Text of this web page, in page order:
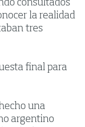
consultados
la realidad
tres
final para
una
argentino